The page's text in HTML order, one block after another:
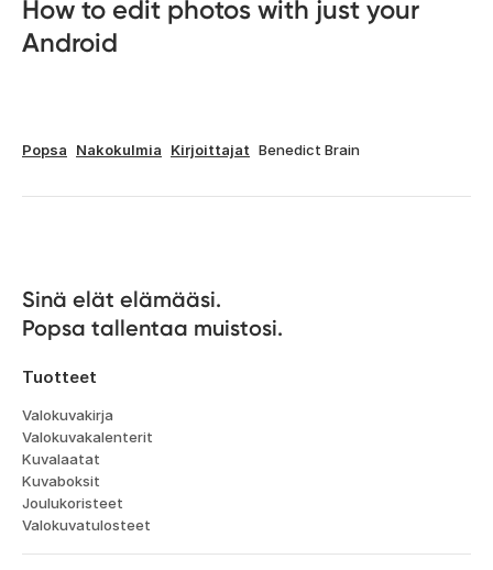
How to edit photos with just your
Android
Popsa Nakokulmia Kirjoittajat Benedict Brain
Sinä elät elämääsi.
Popsa tallentaa muistosi.
Tuotteet
Valokuvakirja
Valokuvakalenterit
Kuvalaatat
Kuvaboksit
Joulukoristeet
Valokuvatulosteet